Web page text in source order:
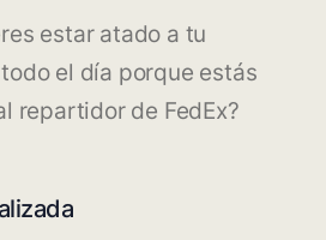
estar atado a tu
el día porque estás
repartidor de FedEx?